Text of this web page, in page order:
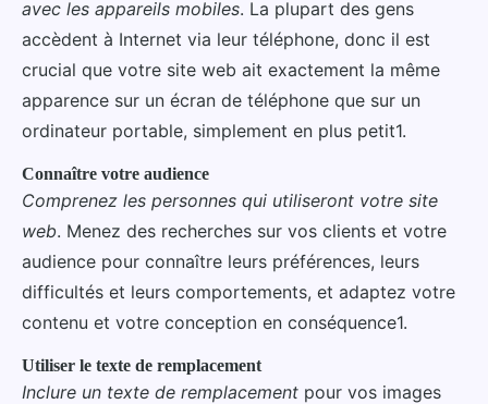
avec les appareils mobiles. La plupart des gens
accèdent à Internet via leur téléphone, donc il est
crucial que votre site web ait exactement la même
apparence sur un écran de téléphone que sur un
ordinateur portable, simplement en plus petit1.
Connaître votre audience
Comprenez les personnes qui utiliseront votre site
web. Menez des recherches sur vos clients et votre
audience pour connaître leurs préférences, leurs
difficultés et leurs comportements, et adaptez votre
contenu et votre conception en conséquence1.
Utiliser le texte de remplacement
Inclure un texte de remplacement pour vos images